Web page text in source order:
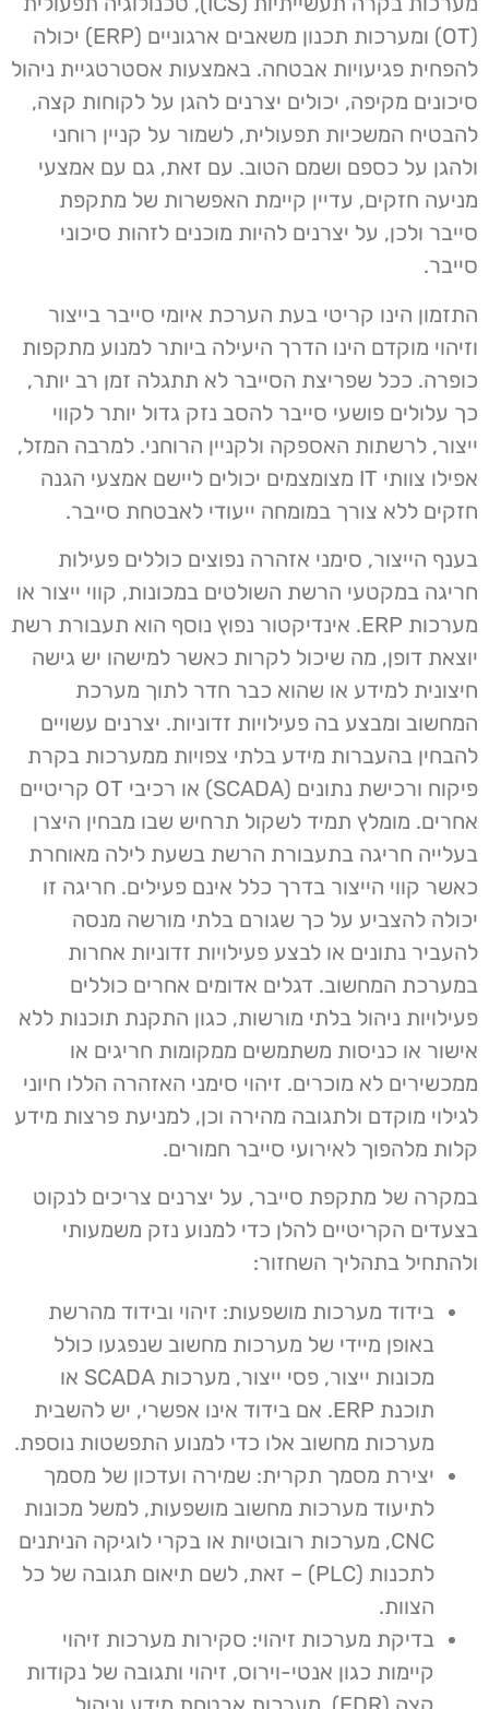
(OT) ומערכות תכנון משאבים ארגוניים (ERP) יכולה
להפחית פגיעויות אבטחה. באמצעות אסטרטגיית ניהול
סיכונים מקיפה, יכולים יצרנים להגן על לקוחות קצה,
להבטיח המשכיות תפעולית, לשמור על קניין רוחני
ולהגן על כספם ושמם הטוב. עם זאת, גם עם אמצעי
מניעה חזקים, עדיין קיימת האפשרות של מתקפת
סייבר ולכן, על יצרנים להיות מוכנים לזהות סיכוני
סייבר.
התזמון הינו קריטי בעת הערכת איומי סייבר בייצור
וזיהוי מוקדם הינו הדרך היעילה ביותר למנוע מתקפות
כופרה. ככל שפריצת הסייבר לא תתגלה זמן רב יותר,
כך עלולים פושעי סייבר להסב נזק גדול יותר לקווי
ייצור, לרשתות האספקה ​​ולקניין הרוחני. למרבה המזל,
אפילו צוותי IT מצומצמים יכולים ליישם אמצעי הגנה
חזקים ללא צורך במומחה ייעודי לאבטחת סייבר.
בענף הייצור, סימני אזהרה נפוצים כוללים פעילות
חריגה במקטעי הרשת השולטים במכונות, קווי ייצור או
מערכות ERP. אינדיקטור נפוץ נוסף הוא תעבורת רשת
יוצאת דופן, מה שיכול לקרות כאשר למישהו יש גישה
חיצונית למידע או שהוא כבר חדר לתוך מערכת
המחשוב ומבצע בה פעילויות זדוניות. יצרנים עשויים
להבחין בהעברות מידע בלתי צפויות ממערכות בקרת
פיקוח ורכישת נתונים (SCADA) או רכיבי OT קריטיים
אחרים. מומלץ תמיד לשקול תרחיש שבו מבחין היצרן
בעלייה חריגה בתעבורת הרשת בשעת לילה מאוחרת
כאשר קווי הייצור בדרך כלל אינם פעילים. חריגה זו
יכולה להצביע על כך שגורם בלתי מורשה מנסה
להעביר נתונים או לבצע פעילויות זדוניות אחרות
במערכת המחשוב. דגלים אדומים אחרים כוללים
פעילויות ניהול בלתי מורשות, כגון התקנת תוכנות ללא
אישור או כניסות משתמשים ממקומות חריגים או
ממכשירים לא מוכרים. זיהוי סימני האזהרה הללו חיוני
לגילוי מוקדם ולתגובה מהירה וכן, למניעת פרצות מידע
קלות מלהפוך לאירועי סייבר חמורים.
במקרה של מתקפת סייבר, על יצרנים צריכים לנקוט
בצעדים הקריטיים להלן כדי למנוע נזק משמעותי
ולהתחיל בתהליך השחזור:
בידוד מערכות מושפעות: זיהוי ובידוד מהרשת
באופן מיידי של מערכות מחשוב שנפגעו כולל
מכונות ייצור, פסי ייצור, מערכות SCADA או
תוכנת ERP. אם בידוד אינו אפשרי, יש להשבית
מערכות מחשוב אלו כדי למנוע התפשטות נוספת.
יצירת מסמך תקרית: שמירה ועדכון של מסמך
לתיעוד מערכות מחשוב מושפעות, למשל מכונות
CNC, מערכות רובוטיות או בקרי לוגיקה הניתנים
לתכנות (PLC) – זאת, לשם תיאום תגובה של כל
הצוות.
בדיקת מערכות זיהוי: סקירות מערכות זיהוי
קיימות כגון אנטי-וירוס, זיהוי ותגובה של נקודות